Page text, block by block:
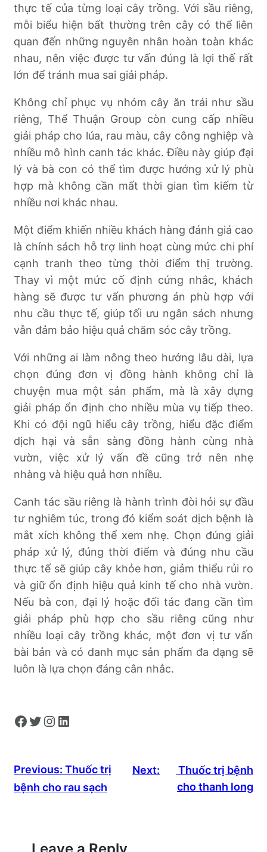
thực tế của từng loại cây trồng. Với sầu riêng,
mỗi biểu hiện bất thường trên cây có thể liên
quan đến những nguyên nhân hoàn toàn khác
nhau, nên việc được tư vấn đúng là lợi thế rất
lớn để tránh mua sai giải pháp.
Không chỉ phục vụ nhóm cây ăn trái như sầu
riêng, Thể Thuận Group còn cung cấp nhiều
giải pháp cho lúa, rau màu, cây công nghiệp và
nhiều mô hình canh tác khác. Điều này giúp đại
lý và bà con có thể tìm được hướng xử lý phù
hợp mà không cần mất thời gian tìm kiếm từ
nhiều nơi khác nhau.
Một điểm khiến nhiều khách hàng đánh giá cao
là chính sách hỗ trợ linh hoạt cùng mức chi phí
cạnh tranh theo từng thời điểm thị trường.
Thay vì một mức cố định cứng nhắc, khách
hàng sẽ được tư vấn phương án phù hợp với
nhu cầu thực tế, giúp tối ưu ngân sách nhưng
vẫn đảm bảo hiệu quả chăm sóc cây trồng.
Với những ai làm nông theo hướng lâu dài, lựa
chọn đúng đơn vị đồng hành không chỉ là
chuyện mua một sản phẩm, mà là xây dựng
giải pháp ổn định cho nhiều mùa vụ tiếp theo.
Khi có đội ngũ hiểu cây trồng, hiểu đặc điểm
dịch hại và sẵn sàng đồng hành cùng nhà
vườn, việc xử lý vấn đề cũng trở nên nhẹ
nhàng và hiệu quả hơn nhiều.
Canh tác sầu riêng là hành trình đòi hỏi sự đầu
tư nghiêm túc, trong đó kiểm soát dịch bệnh là
mắt xích không thể xem nhẹ. Chọn đúng giải
pháp xử lý, đúng thời điểm và đúng nhu cầu
thực tế sẽ giúp cây khỏe hơn, giảm thiểu rủi ro
và giữ ổn định hiệu quả kinh tế cho nhà vườn.
Nếu bà con, đại lý hoặc đối tác đang cần tìm
giải pháp phù hợp cho sầu riêng cũng như
nhiều loại cây trồng khác, một đơn vị tư vấn
bài bản và có danh mục sản phẩm đa dạng sẽ
luôn là lựa chọn đáng cân nhắc.
Facebook Twitter Instagram LinkedIn
Previous: Thuốc trị
bệnh cho rau sạch
Next:
Thuốc trị bệnh
cho thanh long